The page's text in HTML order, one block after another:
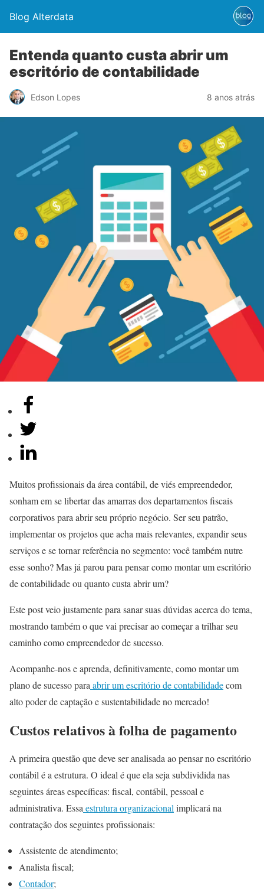
Blog Alterdata
Entenda quanto custa abrir um
escritório de contabilidade
Edson Lopes 8 anos atrás
Muitos profissionais da área contábil, de viés empreendedor,
sonham em se libertar das amarras dos departamentos fiscais
corporativos para abrir seu próprio negócio. Ser seu patrão,
implementar os projetos que acha mais relevantes, expandir seus
serviços e se tornar referência no segmento: você também nutre
esse sonho? Mas já parou para pensar como montar um escritório
de contabilidade ou quanto custa abrir um?
Este post veio justamente para sanar suas dúvidas acerca do tema,
mostrando também o que vai precisar ao começar a trilhar seu
caminho como empreendedor de sucesso.
Acompanhe-nos e aprenda, definitivamente, como montar um
plano de sucesso para abrir um escritório de contabilidadecom
alto poder de captação e sustentabilidade no mercado!
Custos relativos à folha de pagamento
A primeira questão que deve ser analisada ao pensar no escritório
contábil é a estrutura. O ideal é que ela seja subdividida nas
seguintes áreas específicas: fiscal, contábil, pessoal e
administrativa. Essa estrutura organizacional implicará na
contratação dos seguintes profissionais:
Assistente de atendimento;
Analista fiscal;
Contador;